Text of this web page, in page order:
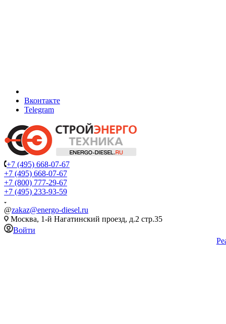
Вконтакте
Telegram
+7 (495) 668-07-67
+7 (495) 668-07-67
+7 (800) 777-29-67
+7 (495) 233-93-59
@zakaz@energo-diesel.ru
Москва, 1-й Нагатинский проезд, д.2 стр.35
Войти